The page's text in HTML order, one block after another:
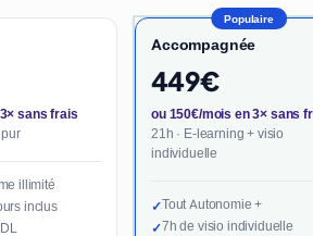
sans frais
illimité
inclus
Populaire
Accompagnée
449€
ou 150€/mois en 3× sans
21h · E-learning + visio
individuelle
✓Tout Autonomie +
✓7h de visio individuelle